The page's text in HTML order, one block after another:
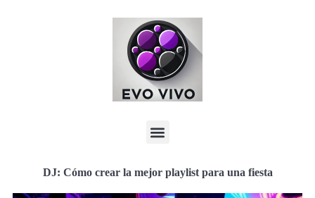
DJ: Cómo crear la mejor playlist para una fiesta